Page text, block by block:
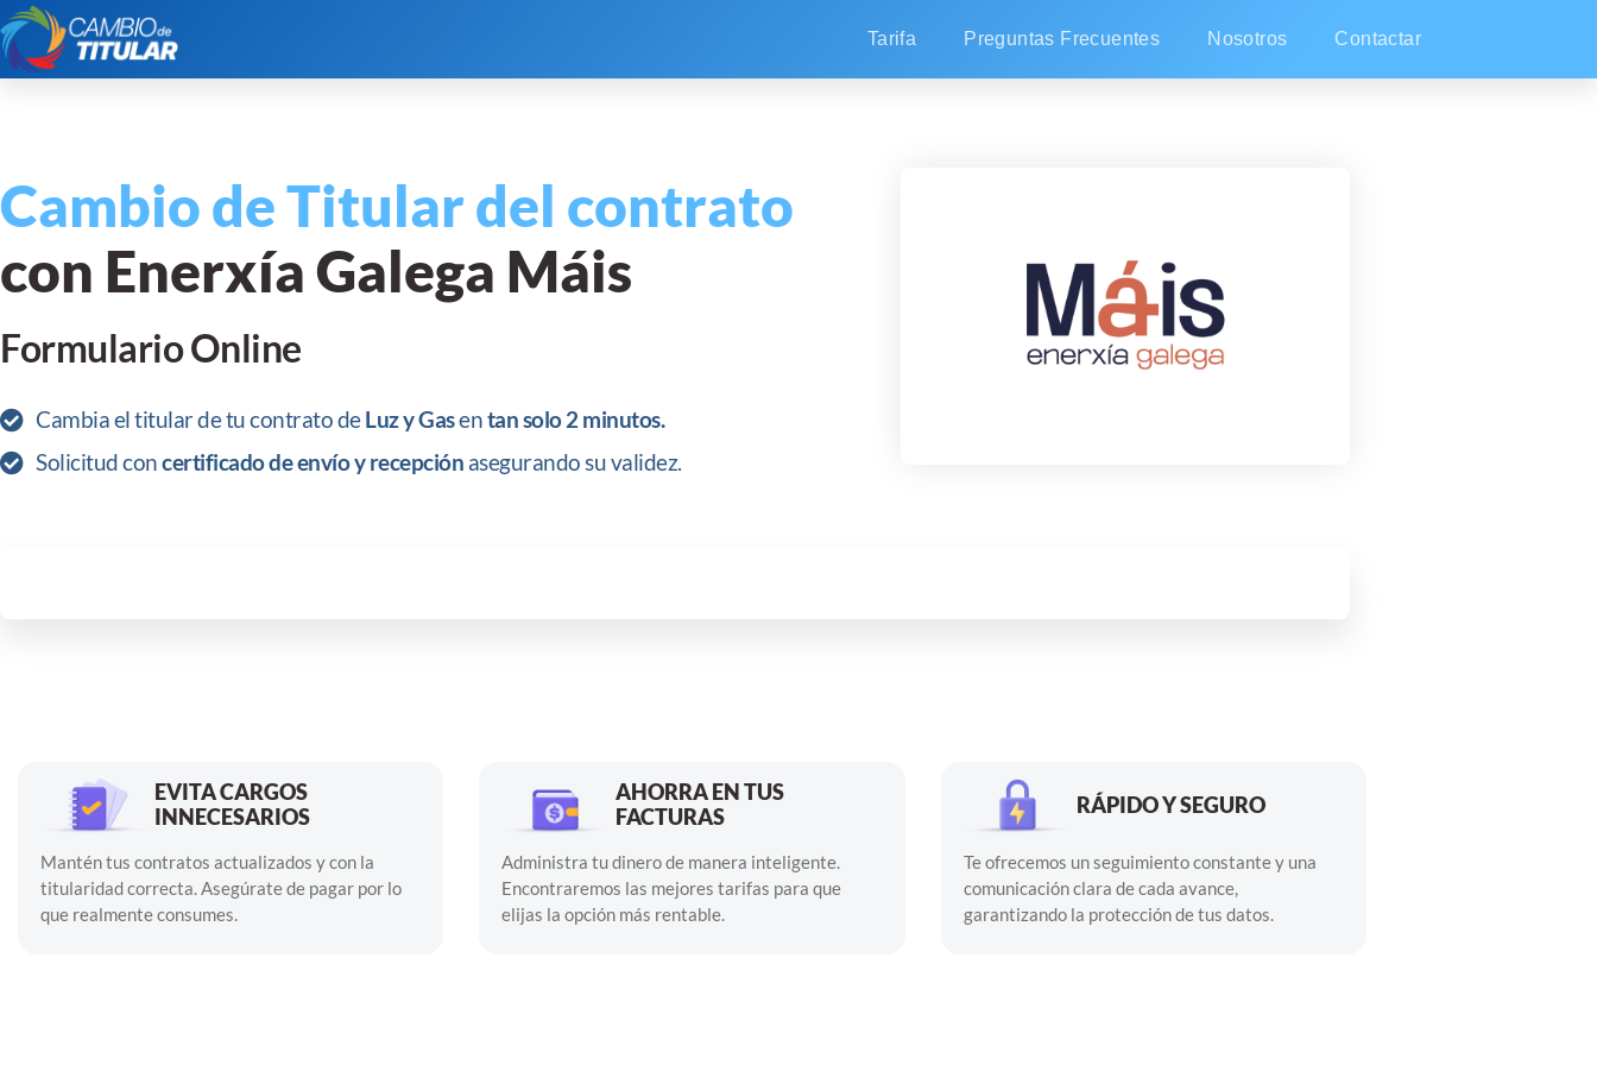
Tarifa Preguntas Frecuentes Nosotros Contactar
Cambio de Titular del contrato
con Enerxía Galega Máis
Formulario Online
Cambia el titular de tu contrato deLuz y Gasentan solo 2 minutos.
Solicitud concertificado de envío y recepción asegurando su validez.
EVITA CARGOS
INNECESARIOS
Mantén tus contratos actualizados y con la
titularidad correcta. Asegúrate de pagar por lo
que realmente consumes.
AHORRA EN TUS
FACTURAS
Administra tu dinero de manera inteligente.
Encontraremos las mejores tarifas para que
elijas la opción más rentable.
RÁPIDO Y SEGURO
Te ofrecemos un seguimiento constante y una
comunicación clara de cada avance,
garantizando la protección de tus datos.